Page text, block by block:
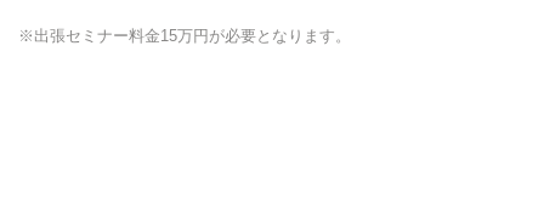
※出張セミナー料金15万円が必要となります。